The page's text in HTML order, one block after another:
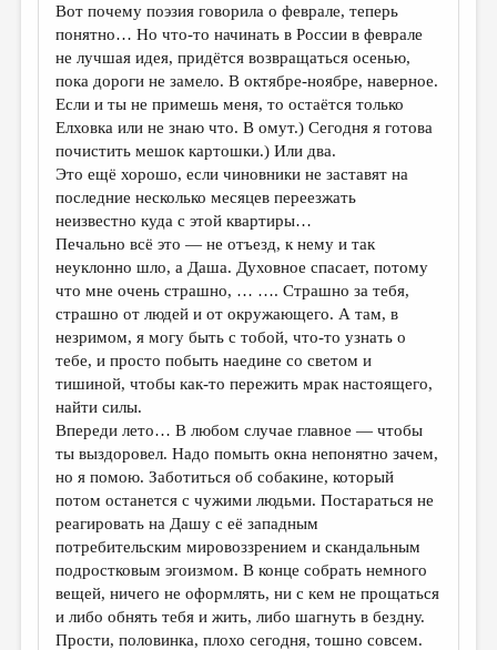
Вот почему поэзия говорила о феврале, теперь
понятно… Но что-то начинать в России в феврале
не лучшая идея, придётся возвращаться осенью,
пока дороги не замело. В октябре-ноябре, наверное.
Если и ты не примешь меня, то остаётся только
Елховка или не знаю что. В омут.) Сегодня я готова
почистить мешок картошки.) Или два.
Это ещё хорошо, если чиновники не заставят на
последние несколько месяцев переезжать
неизвестно куда с этой квартиры…
Печально всё это — не отъезд, к нему и так
неуклонно шло, а Даша. Духовное спасает, потому
что мне очень страшно, … …. Страшно за тебя,
страшно от людей и от окружающего. А там, в
незримом, я могу быть с тобой, что-то узнать о
тебе, и просто побыть наедине со светом и
тишиной, чтобы как-то пережить мрак настоящего,
найти силы.
Впереди лето… В любом случае главное — чтобы
ты выздоровел. Надо помыть окна непонятно зачем,
но я помою. Заботиться об собакине, который
потом останется с чужими людьми. Постараться не
реагировать на Дашу с её западным
потребительским мировоззрением и скандальным
подростковым эгоизмом. В конце собрать немного
вещей, ничего не оформлять, ни с кем не прощаться
и либо обнять тебя и жить, либо шагнуть в бездну.
Прости, половинка, плохо сегодня, тошно совсем.